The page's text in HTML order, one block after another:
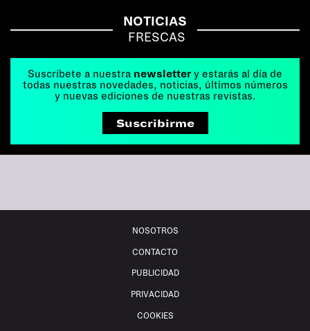
NOTICIAS
FRESCAS
Suscríbete a nuestra newsletter y estarás al día de
todas nuestras novedades, noticias, últimos números
y nuevas ediciones de nuestras revistas.
Suscribirme
NOSOTROS
CONTACTO
PUBLICIDAD
PRIVACIDAD
COOKIES